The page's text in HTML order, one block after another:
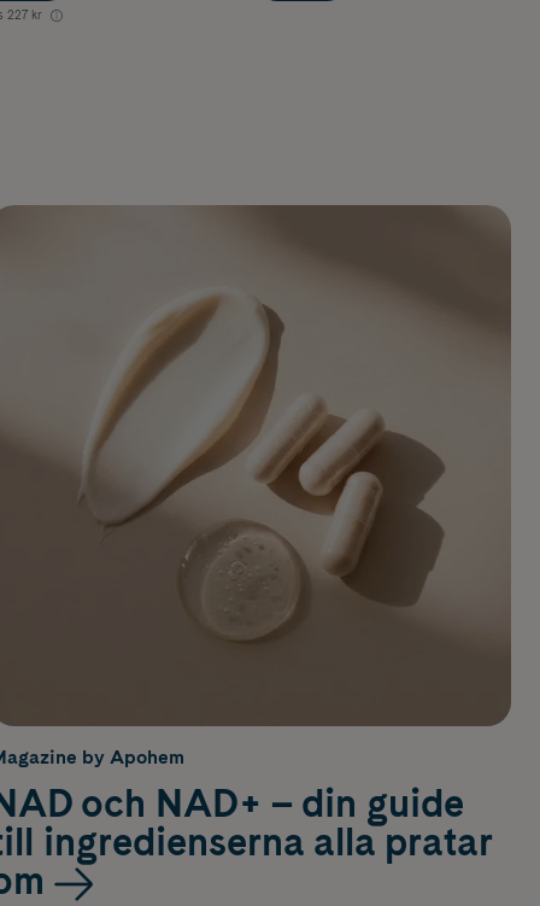
227 kr
by Apohem
och NAD+ – din guide
ingredienserna alla pratar